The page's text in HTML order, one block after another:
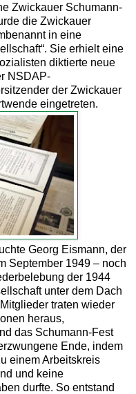
Zwickauer Schumann-
die Zwickauer
in eine
Sie erhielt eine
diktierte neue
NSDAP-
der Zwickauer
eingetreten.
Georg Eismann, der
September 1949 – noch
der 1944
unter dem Dach
traten wieder
heraus,
das Schumann-Fest
Ende, indem
einem Arbeitskreis
und keine
durfte. So entstand